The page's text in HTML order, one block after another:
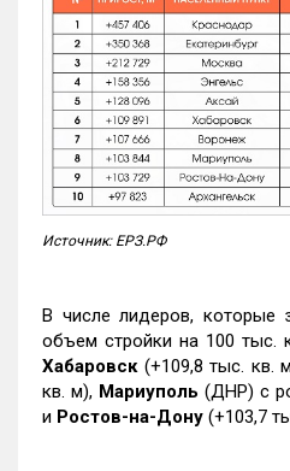
Источник: ЕРЗ.РФ
В числе лидеров, которые
объем стройки на 100 тыс.
Хабаровск (+109,8 тыс. кв.
кв. м), Мариуполь (ДНР) с
и Ростов-на-Дону (+103,7